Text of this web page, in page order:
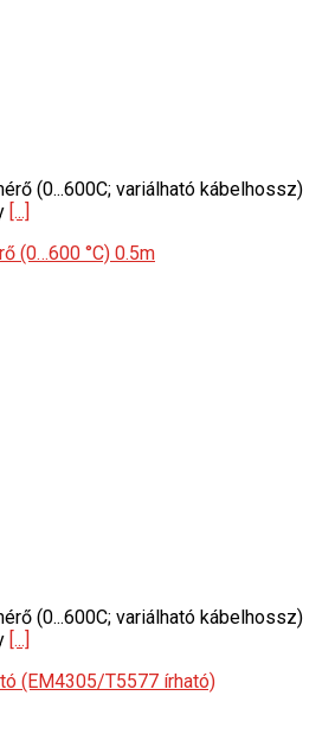
(0...600C; variálható kábelhossz)
[...]
(0…600 °C) 0.5m
(0...600C; variálható kábelhossz)
[...]
(EM4305/T5577 írható)